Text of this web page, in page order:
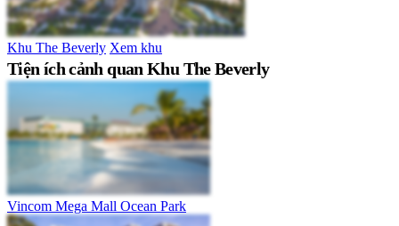
Khu The Beverly Xem khu
Tiện ích cảnh quan Khu The Beverly
Vincom Mega Mall Ocean Park